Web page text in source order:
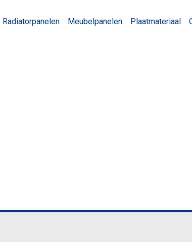
Radiatorpanelen Meubelpanelen Plaatmateriaal